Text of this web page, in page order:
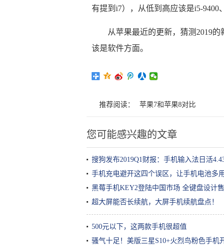
有提到i7），从低到高应该是i5-9400
从苹果最近的更新，猜测2019
该是软件方面。
推荐阅读： 苹果7和苹果8对比
您可能感兴趣的文章
搜狗发布2019Q1财报：手机输入法日活
手机充电避开这四个误区，让手机电池多用
黑莓手机KEY2登陆中国市场 全键盘设计
超大屏能否长续航，大屏手机续航盘点！
500元以下，这两款手机很超值
骚气十足！美版三星S10+火烈鸟粉色手机